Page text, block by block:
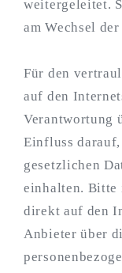
weitergeleitet.
am Wechsel
Für den
auf den
Verantwortung
Einfluss
gesetzlichen
einhalten. Bitte
direkt auf den
Anbieter über